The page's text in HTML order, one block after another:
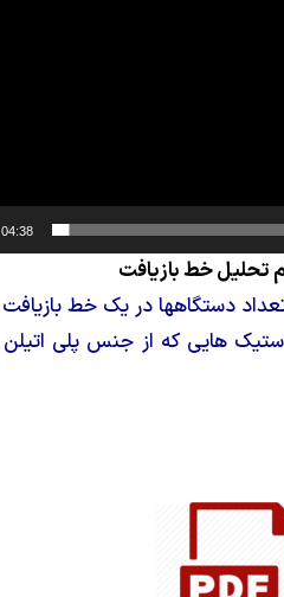
04:38
تحلیل خط بازیافت
تعداد دستگاهها در یک خط
هایی که از جنس پلی اتیلن